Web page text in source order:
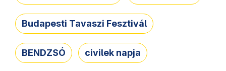
Budapesti Tavaszi Fesztivál
BENDZSÓ civilek napja